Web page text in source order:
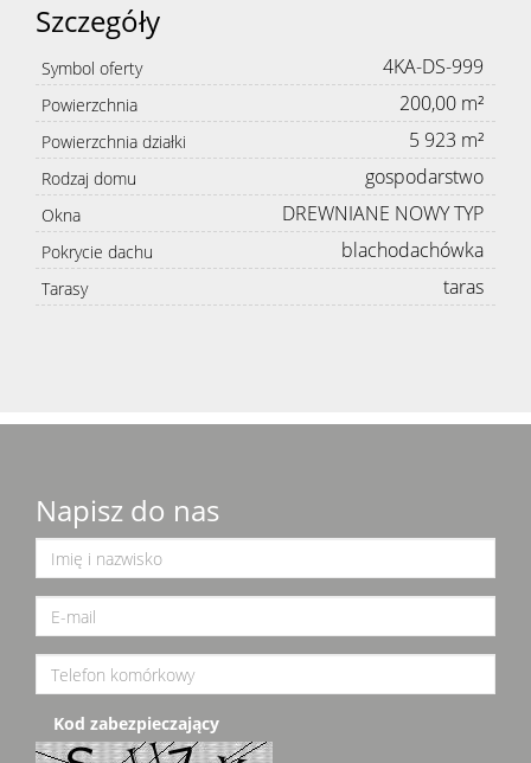
Szczegóły
Symbol oferty 4KA-DS-999
Powierzchnia 200,00 m²
Powierzchnia działki 5 923 m²
Rodzaj domu gospodarstwo
Okna DREWNIANE NOWY TYP
Pokrycie dachu blachodachówka
Tarasy taras
Napisz do nas
Kod zabezpieczający